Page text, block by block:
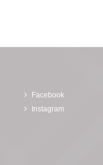
Facebook
Instagram